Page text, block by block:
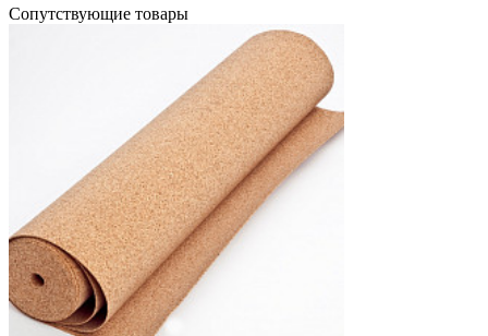
Cопутствующие товары